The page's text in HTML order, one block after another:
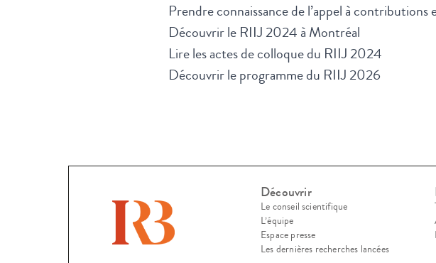
Prendre connaissance de l’appel à contributions
Découvrir le RIIJ 2024 à Montréal
Lire les actes de colloque du RIIJ 2024
Découvrir le programme du RIIJ 2026
Découvrir
Le conseil scientifique
L’équipe
Espace presse
Les dernières recherches lancées